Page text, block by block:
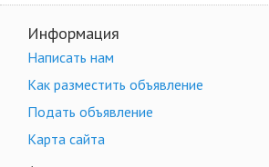
Информация
Написать нам
Как разместить объявление
Подать объявление
Карта сайта